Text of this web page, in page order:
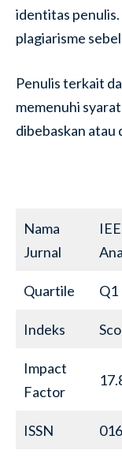
identitas
plagiarisme
Penulis terkait
memenuhi
dibebaskan atau
Nama
Jurnal
Quartile Q1
Indeks
Impact
Factor
ISSN